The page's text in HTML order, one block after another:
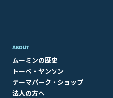
ABOUT​
ムーミンの歴史
トーベ・ヤンソン
テーマパーク・ショップ
法人の方へ